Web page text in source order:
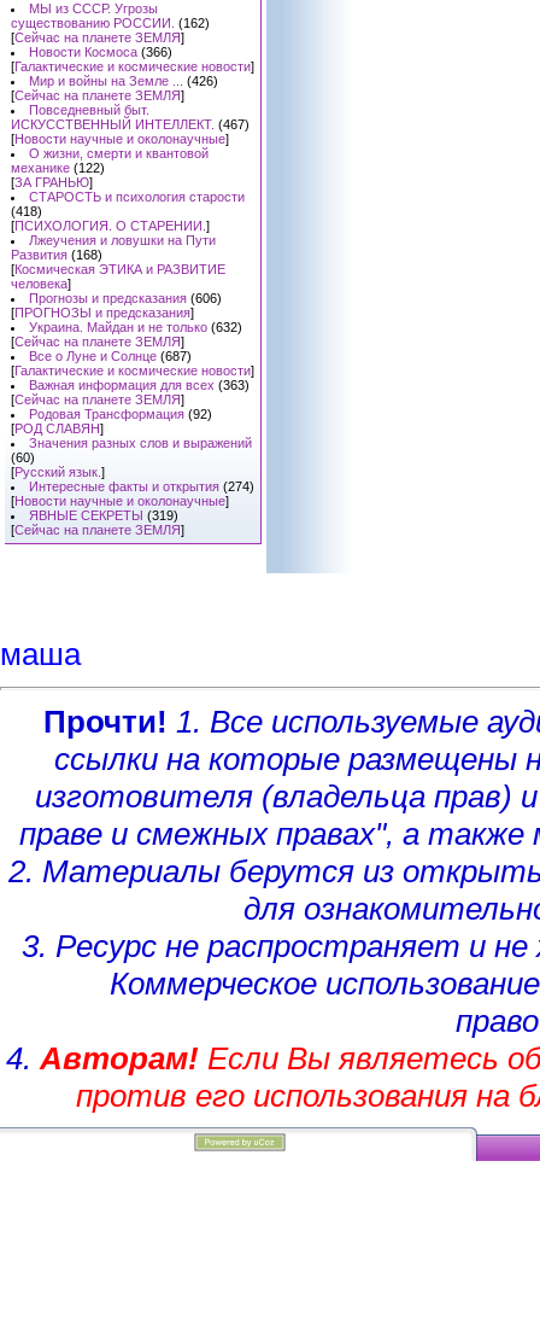
МЫ из СССР. Угрозы
существованию РОССИИ. (162)
[Сейчас на планете ЗЕМЛЯ]
Новости Космоса (366)
[Галактические и космические новости]
Мир и войны на Земле ...
(426)
[Сейчас на планете ЗЕМЛЯ]
Повседневный быт.
ИСКУССТВЕННЫЙ ИНТЕЛЛЕКТ. (467)
[Новости научные и околонаучные]
О жизни, смерти и квантовой
механике (122)
[ЗА ГРАНЬЮ]
СТАРОСТЬ и психология старости
(418)
[ПСИХОЛОГИЯ. О СТАРЕНИИ. ]
Лжеучения и ловушки на Пути
Развития (168)
[Космическая ЭТИКА и РАЗВИТИЕ
человека]
Прогнозы и предсказания (606)
[ПРОГНОЗЫ и предсказания]
Украина. Майдан и не только (632)
[Сейчас на планете ЗЕМЛЯ]
Все о Луне и Солнце (687)
[Галактические и космические новости]
Важная информация для всех (363)
[Сейчас на планете ЗЕМЛЯ]
Родовая Трансформация (92)
[РОД СЛАВЯН]
Значения разных слов и выражений
(60)
[Русский язык. ]
Интересные факты и открытия (274)
[Новости научные и околонаучные]
ЯВНЫЕ СЕКРЕТЫ (319)
[Сейчас на планете ЗЕМЛЯ]
маша
Прочти! 1. Все используемые
ссылки на которые размещены
изготовителя (владельца прав)
праве и смежных правах", а
2. Материалы берутся из
для
3. Ресурс не распространяет и
Коммерческое
4. Авторам!Если Вы являетесь
против его использования на